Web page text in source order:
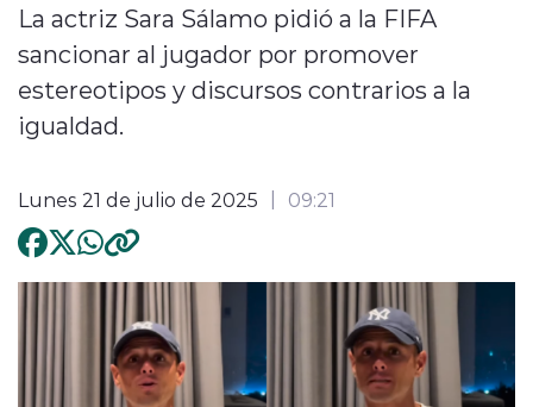
La actriz Sara Sálamo pidió a la FIFA
sancionar al jugador por promover
estereotipos y discursos contrarios a la
igualdad.
Lunes 21 de julio de 2025 09:21